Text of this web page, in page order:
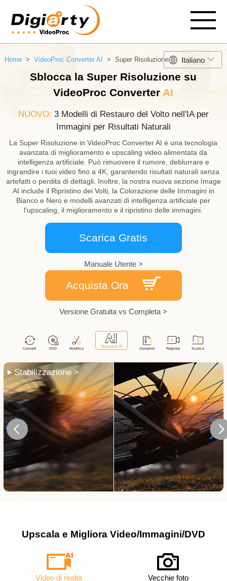
Italiano
Home> VideoProc Converter AI > Super Risoluzione
Sblocca la Super Risoluzione su
VideoProc Converter AI
NUOVO: 3 Modelli di Restauro del Volto nell'IA per
Immagini per Risultati Naturali
La Super Risoluzione in VideoProc Converter AI è una tecnologia
avanzata di miglioramento e upscaling video alimentata da
intelligenza artificiale. Può rimuovere il rumore, deblurrare e
ingrandire i tuoi video fino a 4K, garantendo risultati naturali senza
artefatti o perdita di dettagli. Inoltre, la nostra nuova sezione Image
AI include il Ripristino dei Volti, la Colorazione delle Immagini in
Bianco e Nero e modelli avanzati di intelligenza artificiale per
l'upscaling, il miglioramento e il ripristino delle immagini.
Scarica Gratis
Manuale Utente >
Acquista Ora
Versione Gratuita vs Completa >
Stabilizzazione >
Upscala e Migliora Video/Immagini/DVD
Video di realtà Vecchie foto